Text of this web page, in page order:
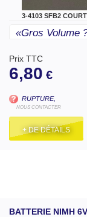
3-4103 SFB2 COURT
«gros Volume
Prix TTC
6,80 €
RUPTURE,
NOUS CONTACTER
+ DE DÉTAILS
BATTERIE NIMH